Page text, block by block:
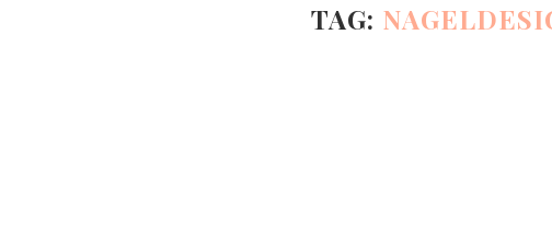
TAG: